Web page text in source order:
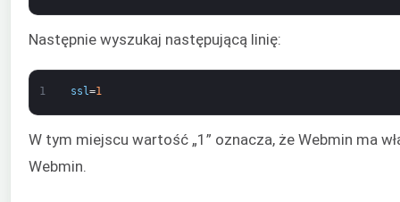
Następnie wyszukaj następującą linię:
1 ssl =1
W tym miejscu wartość „1” oznacza, że Webmin ma
Webmin.